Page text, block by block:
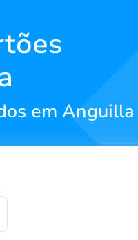
em Anguilla